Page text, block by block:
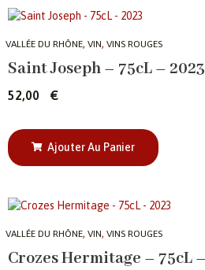
VALLÉE DU RHÔNE, VIN, VINS ROUGES
Saint Joseph – 75cL – 2023
52,00 €
Ajouter Au Panier
VALLÉE DU RHÔNE, VIN, VINS ROUGES
Crozes Hermitage – 75cL